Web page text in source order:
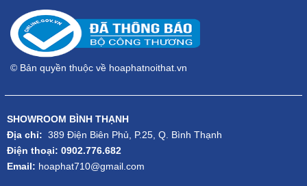
© Bản quyền thuộc về hoaphatnoithat.vn
SHOWROOM BÌNH THẠNH
Địa chỉ: 389 Điện Biên Phủ, P.25, Q. Bình Thạnh
Điện thoại: 0902.776.682
Email: hoaphat710@gmail.com